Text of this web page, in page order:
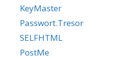
KeyMaster
Passwort.Tresor
SELFHTML
PostMe